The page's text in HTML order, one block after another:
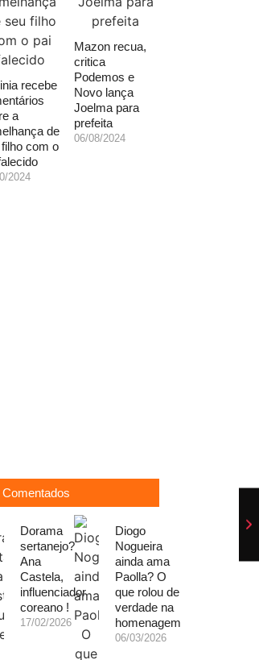
recebe
a
de
com o
2024
Mazon recua,
critica
Podemos e
Novo lança
Joelma para
prefeita
06/08/2024
Dorama
sertanejo?
Ana
Castela,
influenciador
coreano !
17/02/2026
Diogo
Nogueira
ainda ama
Paolla? O
que rolou de
verdade na
homenagem
06/03/2026